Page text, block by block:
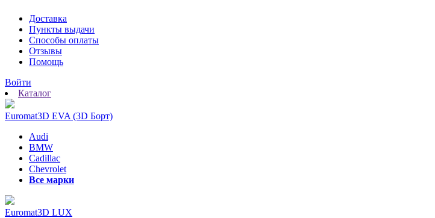
Доставка
Пункты выдачи
Способы оплаты
Отзывы
Помощь
Войти
Каталог
Euromat3D EVA (3D Борт)
Audi
BMW
Cadillac
Chevrolet
Все марки
Euromat3D LUX